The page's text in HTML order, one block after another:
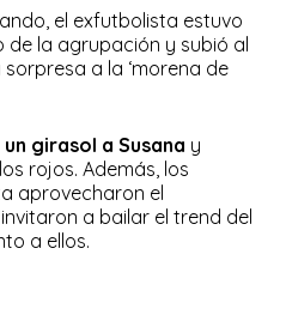
el exfutbolista estuvo
de la agrupación y subió al
a la ‘morena de
girasol a Susana y
rojos. Además, los
aprovecharon el
a bailar el trend del
a ellos.